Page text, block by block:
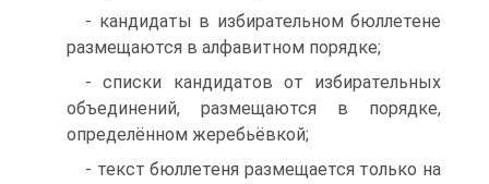
- кандидаты в избирательном бюллетене
размещаются в алфавитном порядке;
- списки кандидатов от избирательных
объединений, размещаются в порядке,
определённом жеребьёвкой;
- текст бюллетеня размещается только на